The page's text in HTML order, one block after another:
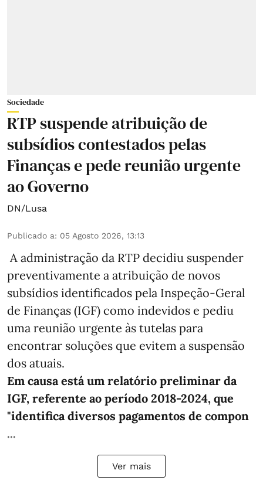
Sociedade
RTP suspende atribuição de
subsídios contestados pelas
Finanças e pede reunião urgente
ao Governo
DN/Lusa
Publicado a: 05 Agosto 2026, 13:13
A administração da RTP decidiu suspender
preventivamente a atribuição de novos
subsídios identificados pela Inspeção-Geral
de Finanças (IGF) como indevidos e pediu
uma reunião urgente às tutelas para
encontrar soluções que evitem a suspensão
dos atuais.
Em causa está um relatório preliminar da
IGF, referente ao período 2018-2024, que
"identifica diversos pagamentos de compon
...
Ver mais